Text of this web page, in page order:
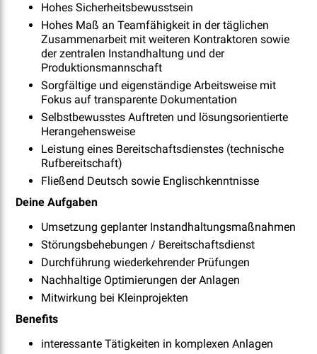
Hohes Sicherheitsbewusstsein
Hohes Maß an Teamfähigkeit in der täglichen
Zusammenarbeit mit weiteren Kontraktoren sowie
der zentralen Instandhaltung und der
Produktionsmannschaft
Sorgfältige und eigenständige Arbeitsweise mit
Fokus auf transparente Dokumentation
Selbstbewusstes Auftreten und lösungsorientierte
Herangehensweise
Leistung eines Bereitschaftsdienstes (technische
Rufbereitschaft)
Fließend Deutsch sowie Englischkenntnisse
Deine Aufgaben
Umsetzung geplanter Instandhaltungsmaßnahmen
Störungsbehebungen / Bereitschaftsdienst
Durchführung wiederkehrender Prüfungen
Nachhaltige Optimierungen der Anlagen
Mitwirkung bei Kleinprojekten
Benefits
interessante Tätigkeiten in komplexen Anlagen